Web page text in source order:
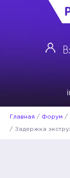
Главная / Форум /
/ Задержка